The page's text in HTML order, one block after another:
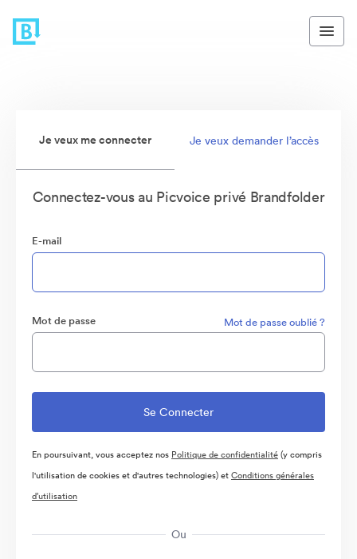
Je veux me connecter Je veux demander l’accès
Connectez-vous au Picvoice privé Brandfolder
E-mail
Mot de passe Mot de passe oublié ?
En poursuivant, vous acceptez nos Politique de confidentialité(y compris
l'utilisation de cookies et d'autres technologies) etConditions générales
d’utilisation
Ou